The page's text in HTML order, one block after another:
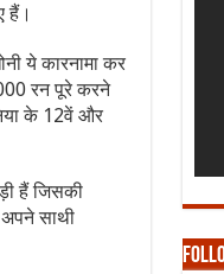
हैं।
ये कारनामा कर
रन पूरे करने
के 12वें और
हैं जिसकी
साथी